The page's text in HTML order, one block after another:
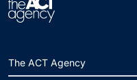
The ACT Agency